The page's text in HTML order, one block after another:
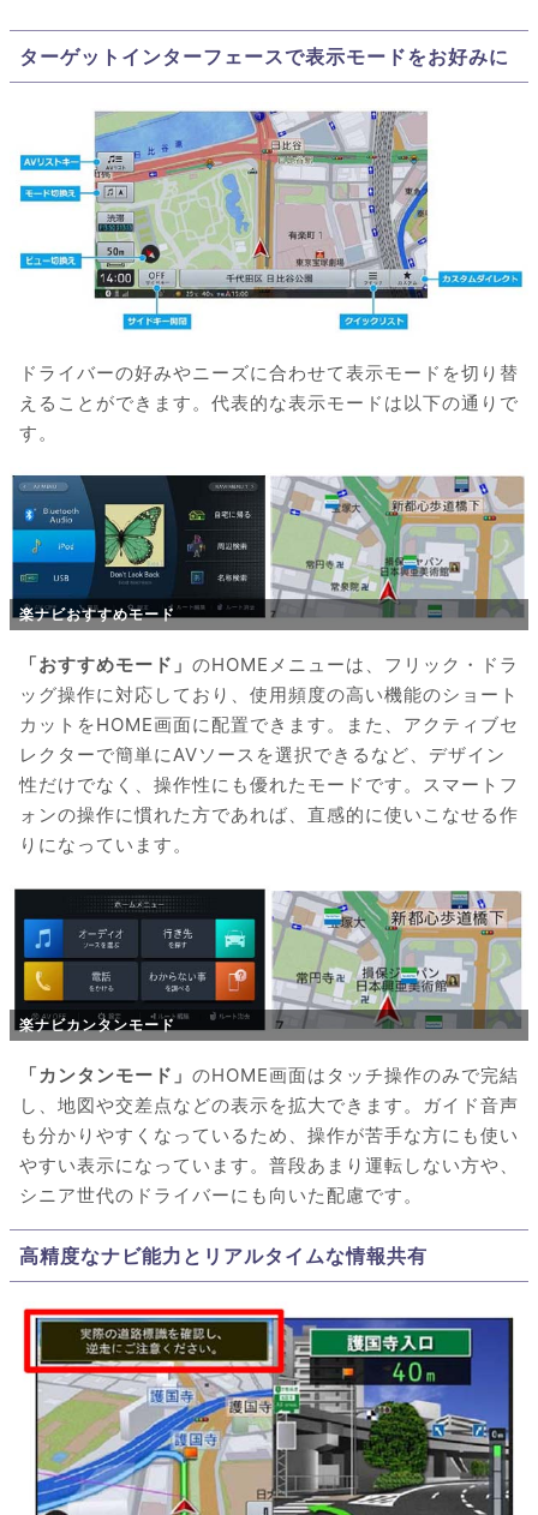
ターゲットインターフェースで表示モードをお好みに
ドライバーの好みやニーズに合わせて表示モードを切り替
えることができます。代表的な表示モードは以下の通りで
す。
楽ナビおすすめモード
「おすすめモード」 のHOMEメニューは、フリック・ドラ
ッグ操作に対応しており、使用頻度の高い機能のショート
カットをHOME画面に配置できます。また、アクティブセ
レクターで簡単にAVソースを選択できるなど、デザイン
性だけでなく、操作性にも優れたモードです。スマートフ
ォンの操作に慣れた方であれば、直感的に使いこなせる作
りになっています。
楽ナビカンタンモード
「カンタンモード」 のHOME画面はタッチ操作のみで完結
し、地図や交差点などの表示を拡大できます。ガイド音声
も分かりやすくなっているため、操作が苦手な方にも使い
やすい表示になっています。普段あまり運転しない方や、
シニア世代のドライバーにも向いた配慮です。
高精度なナビ能力とリアルタイムな情報共有